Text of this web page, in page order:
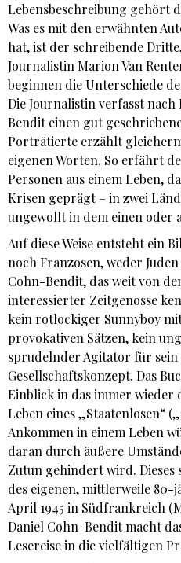
Lebensbeschreibung gehört
Was es mit den erwähnten
hat, ist der schreibende
Journalistin Marion Van
beginnen die Unterschiede
Die Journalistin verfasst
Bendit einen gut
Porträtierte erzählt
eigenen Worten. So erfährt
Personen aus einem Leben,
Krisen geprägt – in zwei
ungewollt in dem einen oder
Auf diese Weise entsteht ein
noch Franzosen, weder
Cohn-Bendit, das weit von
interessierter Zeitgenosse
kein rotlockiger Sunnyboy
provokativen Sätzen, kein
sprudelnder Agitator für
Gesellschaftskonzept. Das
Einblick in das immer
Leben eines „Staatenlosen“
Ankommen in einem Leben
daran durch äußere
Zutun gehindert wird.
des eigenen, mittlerweile 80-
April 1945 in Südfrankreich
Daniel Cohn-Bendit macht
Lesereise in die vielfältigen